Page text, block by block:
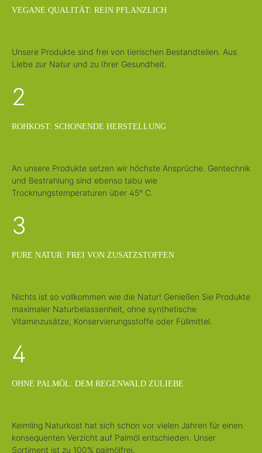
-
3
VEGANE QUALITÄT: REIN PFLANZLICH
Unsere Produkte sind frei von tierischen Bestandteilen. Aus
Liebe zur Natur und zu Ihrer Gesundheit.
2
ROHKOST: SCHONENDE HERSTELLUNG
An unsere Produkte setzen wir höchste Ansprüche. Gentechnik
und Bestrahlung sind ebenso tabu wie
Trocknungstemperaturen über 45° C.
3
PURE NATUR: FREI VON ZUSATZSTOFFEN
Nichts ist so vollkommen wie die Natur! Genießen Sie Produkte
maximaler Naturbelassenheit, ohne synthetische
Vitaminzusätze, Konservierungsstoffe oder Füllmittel.
4
OHNE PALMÖL: DEM REGENWALD ZULIEBE
Keimling Naturkost hat sich schon vor vielen Jahren für einen
konsequenten Verzicht auf Palmöl entschieden. Unser
Sortiment ist zu 100% palmölfrei.